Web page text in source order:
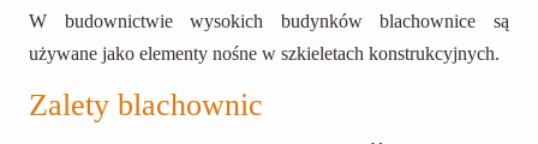
W budownictwie wysokich budynków blachownice są
używane jako elementy nośne w szkieletach konstrukcyjnych.
Zalety blachownic